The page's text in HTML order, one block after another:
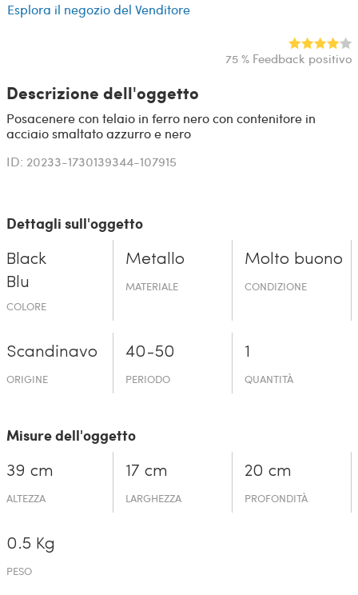
Esplora il negozio del Venditore
75 % Feedback positivo
Descrizione dell'oggetto
Posacenere con telaio in ferro nero con contenitore in
acciaio smaltato azzurro e nero
ID: 20233-1730139344-107915
Dettagli sull'oggetto
Black
Blu
COLORE
Metallo
MATERIALE
Molto buono
CONDIZIONE
Scandinavo
ORIGINE
40-50
PERIODO
1
QUANTITÀ
Misure dell'oggetto
39 cm
ALTEZZA
17 cm
LARGHEZZA
20 cm
PROFONDITÀ
0.5 Kg
PESO